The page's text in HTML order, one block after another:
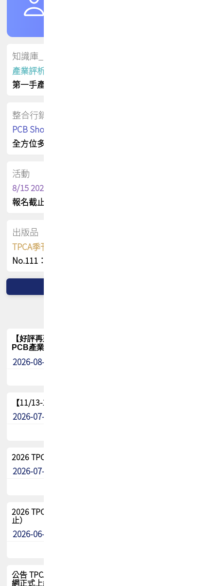
知識庫_會員專屬
產業評析報告
第一手產業資訊
整合行銷
PCB Shop 採購指南
全方位多元曝光方案
活動
8/15 2026 TPCA健康盃保齡球聯誼賽
報名截止日 : 8/3 活動日期 : 8/15
出版品
TPCA季刊 FREE 線上版
No.111：PCB全球風險布局與韌性
【好評再延長】PCB GPT 全面開放體驗延長到8月!!
PCB產業專屬 AI 知識平台
2026-08-04
【11/13-15】2026 TPCA 百岳登頂_南橫三星
2026-07-22
2026 TPCA中南區會員問卷暨7/31交流餐敘報名
2026-07-08
2026 TPCA健康盃保齡球聯誼賽 熱烈報名中（8/3報名截
止）
2026-06-29
公告 TPCA 台灣電路板協會官網將迎來新面貌，7/1 新官
網正式上線！